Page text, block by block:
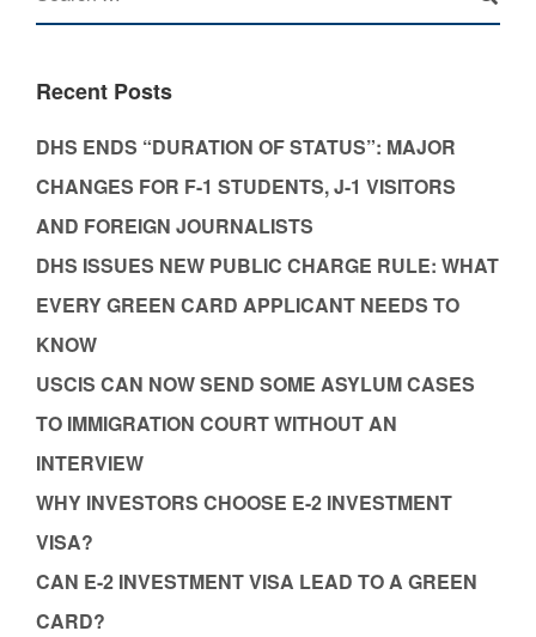
Recent Posts
DHS ENDS “DURATION OF STATUS”: MAJOR
CHANGES FOR F-1 STUDENTS, J-1 VISITORS
AND FOREIGN JOURNALISTS
DHS ISSUES NEW PUBLIC CHARGE RULE: WHAT
EVERY GREEN CARD APPLICANT NEEDS TO
KNOW
USCIS CAN NOW SEND SOME ASYLUM CASES
TO IMMIGRATION COURT WITHOUT AN
INTERVIEW
WHY INVESTORS CHOOSE E-2 INVESTMENT
VISA?
CAN E-2 INVESTMENT VISA LEAD TO A GREEN
CARD?